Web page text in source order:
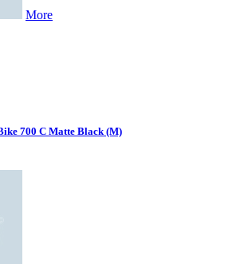
More
700 C Matte Black (M)